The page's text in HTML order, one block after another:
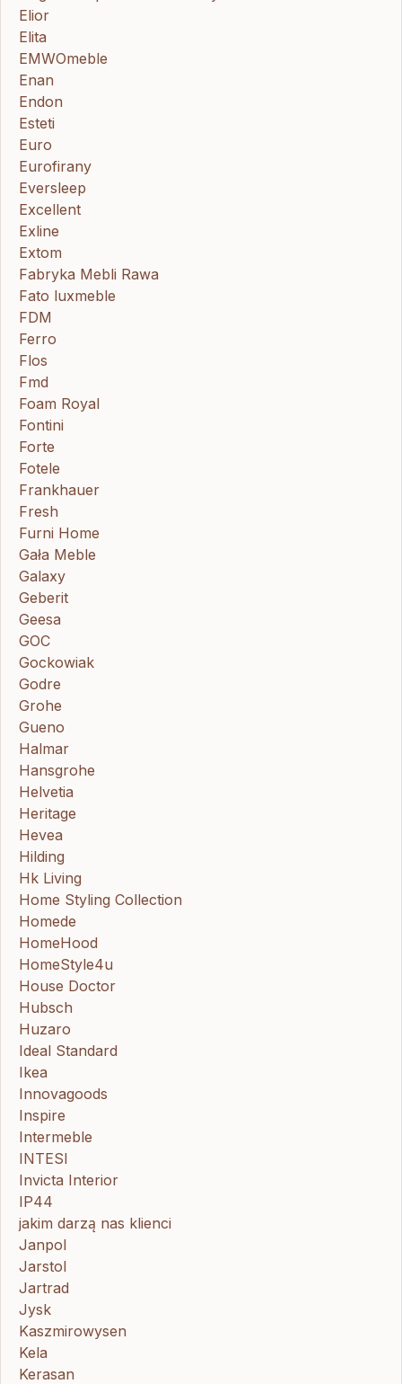
Elior
Elita
EMWOmeble
Enan
Endon
Esteti
Euro
Eurofirany
Eversleep
Excellent
Exline
Extom
Fabryka Mebli Rawa
Fato luxmeble
FDM
Ferro
Flos
Fmd
Foam Royal
Fontini
Forte
Fotele
Frankhauer
Fresh
Furni Home
Gała Meble
Galaxy
Geberit
Geesa
GOC
Gockowiak
Godre
Grohe
Gueno
Halmar
Hansgrohe
Helvetia
Heritage
Hevea
Hilding
Hk Living
Home Styling Collection
Homede
HomeHood
HomeStyle4u
House Doctor
Hubsch
Huzaro
Ideal Standard
Ikea
Innovagoods
Inspire
Intermeble
INTESI
Invicta Interior
IP44
jakim darzą nas klienci
Janpol
Jarstol
Jartrad
Jysk
Kaszmirowysen
Kela
Kerasan